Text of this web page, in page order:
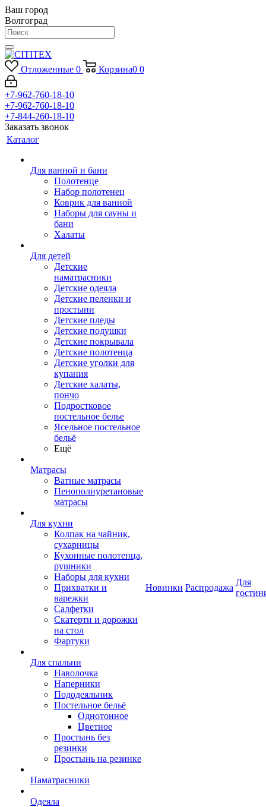
Ваш город
Волгоград
Отложенные 0 Корзина0 0
+7-962-760-18-10
+7-962-760-18-10
+7-844-260-18-10
Заказать звонок
Каталог
Для ванной и бани
Полотенце
Набор полотенец
Коврик для ванной
Наборы для сауны и
бани
Халаты
Для детей
Детские
наматрасники
Детские одеяла
Детские пеленки и
простыни
Детские пледы
Детские подушки
Детские покрывала
Детские полотенца
Детские уголки для
купания
Детские халаты,
пончо
Подростковое
постельное белье
Ясельное постельное
бельё
Ещё
Матрасы
Ватные матрасы
Пенополиуретановые
матрасы
Для кухни
Колпак на чайник,
сухарницы
Кухонные полотенца,
рушники
Наборы для кухни
Прихватки и
варежки
Салфетки
Скатерти и дорожки
на стол
Фартуки
Для спальни
Наволочка
Наперники
Пододеяльник
Постельное бельё
Однотонное
Цветное
Простынь без
резинки
Простынь на резинке
Наматрасники
Одеяла
Новинки Распродажа
Для